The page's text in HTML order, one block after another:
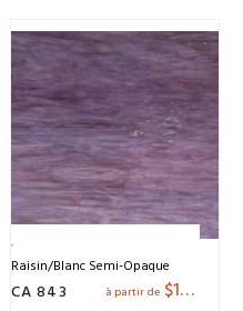
Raisin/Blanc Semi-Opaque
CA 843 à partir de $12.24